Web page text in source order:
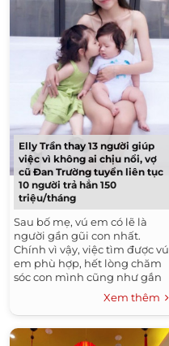
Elly Trần thay 13 người giúp
việc vì không ai chịu nổi, vợ
cũ Đan Trường tuyển liên tục
10 người trả hẳn 150
triệu/tháng
Sau bố mẹ, vú em có lẽ là
người gần gũi con nhất.
Chính vì vậy, việc tìm được vú
em phù hợp, hết lòng chăm
sóc con mình cũng như gắn
bó lâu dài với trẻ trở thành
mối bận tâm của các...
Xem thêm